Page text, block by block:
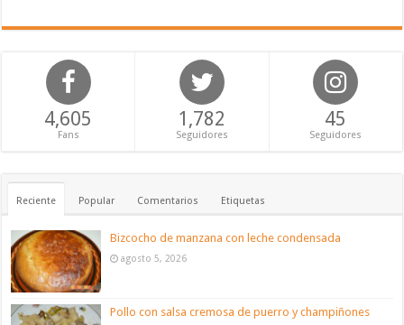
4,605
Fans
1,782
Seguidores
45
Seguidores
Reciente Popular Comentarios Etiquetas
Bizcocho de manzana con leche condensada
agosto 5, 2026
Pollo con salsa cremosa de puerro y champiñones